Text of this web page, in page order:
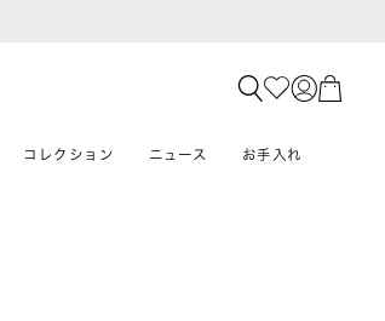
コレクション ニュース お手入れ